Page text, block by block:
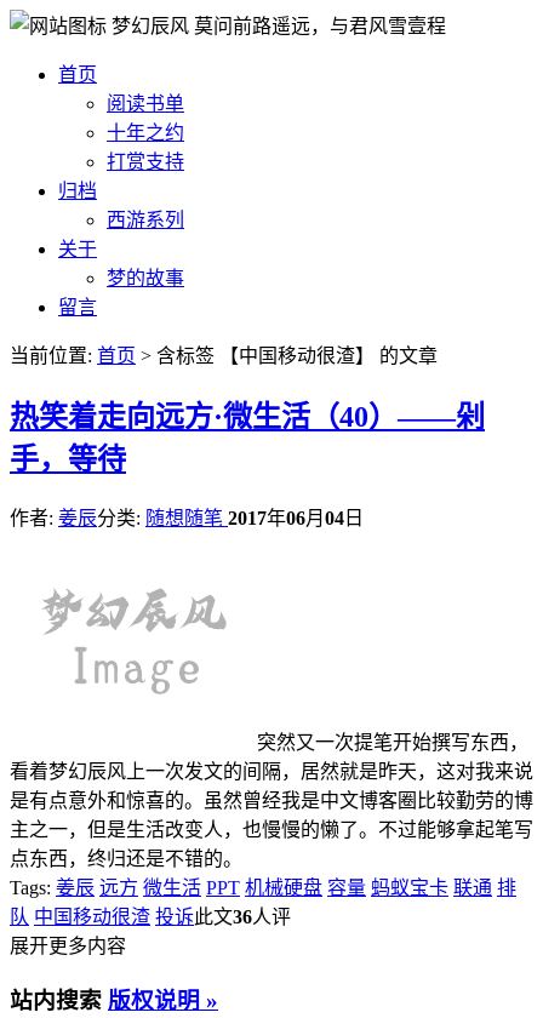
梦幻辰风 莫问前路遥远，与君风雪壹程
首页
阅读书单
十年之约
打赏支持
归档
西游系列
关于
梦的故事
留言
当前位置: 首页 > 含标签 【中国移动很渣】 的文章
热笑着走向远方·微生活（40）——剁
手，等待
作者: 姜辰分类: 随想随笔 2017年06月 04 日
突然又一次提笔开始撰写东西，
看着梦幻辰风上一次发文的间隔，居然就是昨天，这对我来说
是有点意外和惊喜的。虽然曾经我是中文博客圈比较勤劳的博
主之一，但是生活改变人，也慢慢的懒了。不过能够拿起笔写
点东西，终归还是不错的。
Tags: 姜辰 远方 微生活 PPT 机械硬盘 容量 蚂蚁宝卡 联通 排
队 中国移动很渣 投诉此文36人评
展开更多内容
站内搜索 版权说明 »